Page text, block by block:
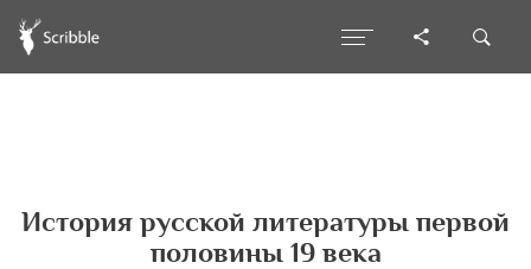
История русской литературы первой
половины 19 века